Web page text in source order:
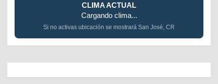
CLIMA ACTUAL
Cargando clima...
Si no activas ubicación se mostrará San José, CR